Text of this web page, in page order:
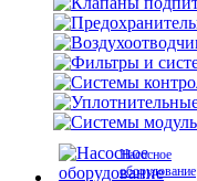
Насосное
оборудование